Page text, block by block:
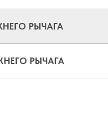
РЫЧАГА
РЫЧАГА